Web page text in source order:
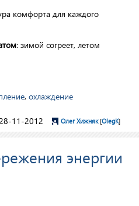
комфорта для каждого
: зимой согреет, летом
, охлаждение
11-2012 Олег Хижняк[OlegK]
энергии